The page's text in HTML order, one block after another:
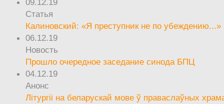
09.12.19
Статья
Калиновский: «Я преступник не по убеждению...»
06.12.19
Новость
Прошло очередное заседание синода БПЦ
04.12.19
Анонс
Літургіі на беларускай мове ў праваслаўных